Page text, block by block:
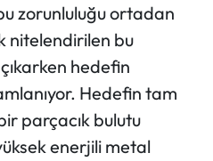
zorunluluğu ortadan
nitelendirilen bu
hedefin
Hedefin tam
parçacık bulutu
enerjili metal